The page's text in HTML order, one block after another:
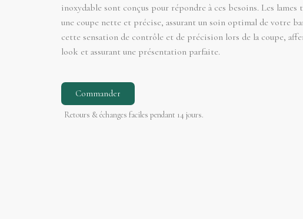
inoxydable sont conçus pour répondre à ces besoins. Les lames
une coupe nette et précise, assurant un soin optimal de votre
cette sensation de contrôle et de précision lors de la coupe,
look et assurant une présentation parfaite.
Commander
Retours & échanges faciles pendant 14 jours.